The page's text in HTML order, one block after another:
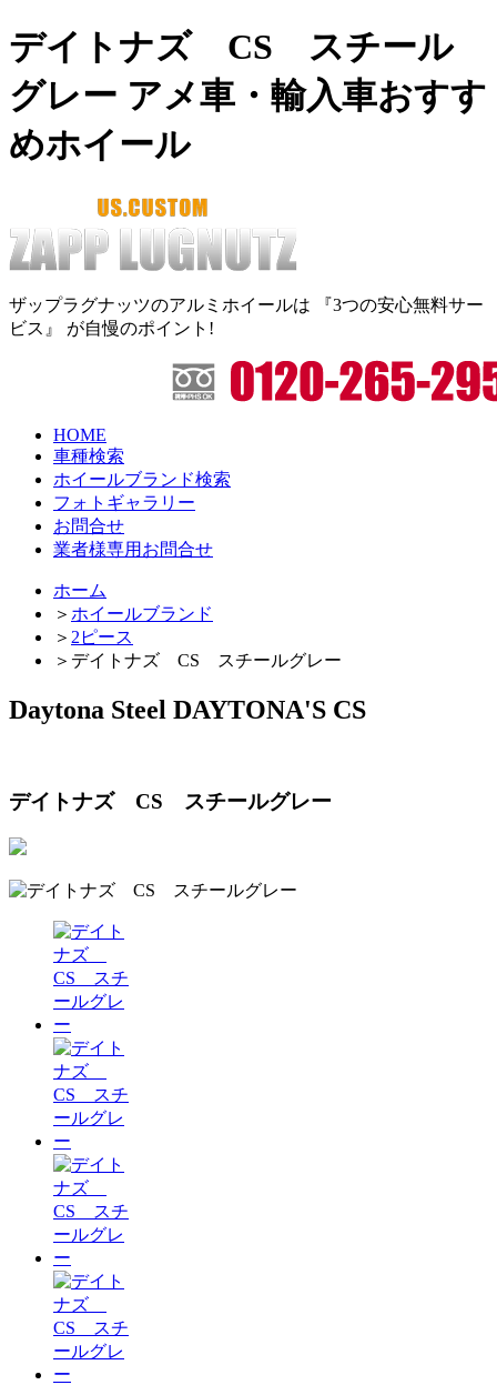
デイトナズ CS スチール
グレー アメ車・輸入車おすす
めホイール
ザップラグナッツのアルミホイールは
『3つの安心無料サー
ビス』 が自慢のポイント!
HOME
車種検索
ホイールブランド検索
フォトギャラリー
お問合せ
業者様専用お問合せ
ホーム
＞ ホイールブランド
＞ 2ピース
＞ デイトナズ CS スチールグレー
Daytona Steel DAYTONA'S CS
デイトナズ CS スチールグレー